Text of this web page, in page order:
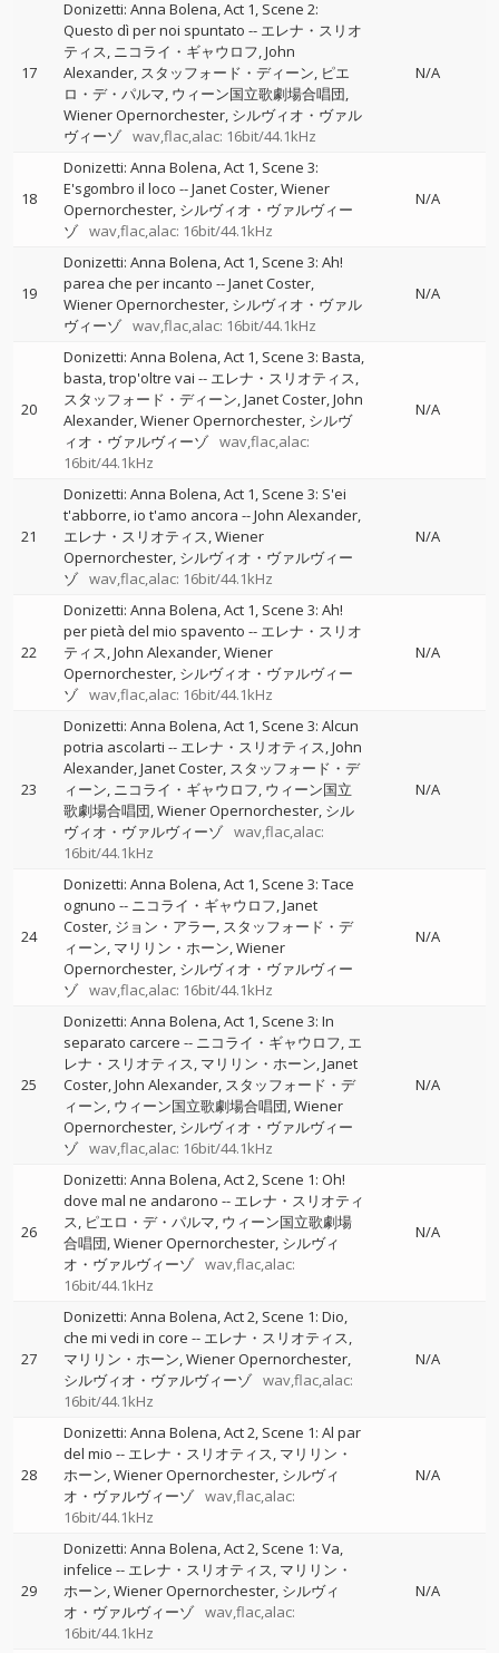
17
Donizetti: Anna Bolena, Act 1, Scene 2:
Questo dì per noi spuntato -- エレナ・スリオ
ティス ニコライ・ギャウロフ John
Alexander スタッフォード・ディーン ピエ
ロ・デ・パルマ ウィーン国立歌劇場合唱団
Wiener Opernorchester シルヴィオ・ヴァル
ヴィーゾ wav,flac,alac: 16bit/44.1kHz
N/A
18
Donizetti: Anna Bolena, Act 1, Scene 3:
E'sgombro il loco --Janet Coster Wiener
Opernorchester シルヴィオ・ヴァルヴィー
ゾ wav,flac,alac: 16bit/44.1kHz
N/A
19
Donizetti: Anna Bolena, Act 1, Scene 3: Ah!
parea che per incanto --Janet Coster
Wiener Opernorchester シルヴィオ・ヴァル
ヴィーゾ wav,flac,alac: 16bit/44.1kHz
N/A
20
Donizetti: Anna Bolena, Act 1, Scene 3: Basta,
basta, trop'oltre vai -- エレナ・スリオティス
スタッフォード・ディーン Janet Coster John
Alexander Wiener Opernorchester シルヴ
ィオ・ヴァルヴィーゾ wav,flac,alac:
16bit/44.1kHz
N/A
21
Donizetti: Anna Bolena, Act 1, Scene 3: S'ei
t'abborre, io t'amo ancora --John Alexander
エレナ・スリオティス Wiener
Opernorchester シルヴィオ・ヴァルヴィー
ゾ wav,flac,alac: 16bit/44.1kHz
N/A
22
Donizetti: Anna Bolena, Act 1, Scene 3: Ah!
per pietà del mio spavento -- エレナ・スリオ
ティス John Alexander Wiener
Opernorchester シルヴィオ・ヴァルヴィー
ゾ wav,flac,alac: 16bit/44.1kHz
N/A
23
Donizetti: Anna Bolena, Act 1, Scene 3: Alcun
potria ascolarti -- エレナ・スリオティス John
Alexander Janet Coster スタッフォード・デ
ィーン ニコライ・ギャウロフ ウィーン国立
歌劇場合唱団 Wiener Opernorchester シル
ヴィオ・ヴァルヴィーゾ wav,flac,alac:
16bit/44.1kHz
N/A
24
Donizetti: Anna Bolena, Act 1, Scene 3: Tace
ognuno -- ニコライ・ギャウロフ Janet
Coster ジョン・アラー スタッフォード・デ
ィーン マリリン・ホーン Wiener
Opernorchester シルヴィオ・ヴァルヴィー
ゾ wav,flac,alac: 16bit/44.1kHz
N/A
25
Donizetti: Anna Bolena, Act 1, Scene 3: In
separato carcere -- ニコライ・ギャウロフ エ
レナ・スリオティス マリリン・ホーン Janet
Coster John Alexander スタッフォード・デ
ィーン ウィーン国立歌劇場合唱団 Wiener
Opernorchester シルヴィオ・ヴァルヴィー
ゾ wav,flac,alac: 16bit/44.1kHz
N/A
26
Donizetti: Anna Bolena, Act 2, Scene 1: Oh!
dove mal ne andarono -- エレナ・スリオティ
ス ピエロ・デ・パルマ ウィーン国立歌劇場
合唱団 Wiener Opernorchester シルヴィ
オ・ヴァルヴィーゾ wav,flac,alac:
16bit/44.1kHz
N/A
27
Donizetti: Anna Bolena, Act 2, Scene 1: Dio,
che mi vedi in core -- エレナ・スリオティス
マリリン・ホーン Wiener Opernorchester
シルヴィオ・ヴァルヴィーゾ wav,flac,alac:
16bit/44.1kHz
N/A
28
Donizetti: Anna Bolena, Act 2, Scene 1: Al par
del mio -- エレナ・スリオティス マリリン・
ホーン Wiener Opernorchester シルヴィ
オ・ヴァルヴィーゾ wav,flac,alac:
16bit/44.1kHz
N/A
29
Donizetti: Anna Bolena, Act 2, Scene 1: Va,
infelice -- エレナ・スリオティス マリリン・
ホーン Wiener Opernorchester シルヴィ
オ・ヴァルヴィーゾ wav,flac,alac:
16bit/44.1kHz
N/A